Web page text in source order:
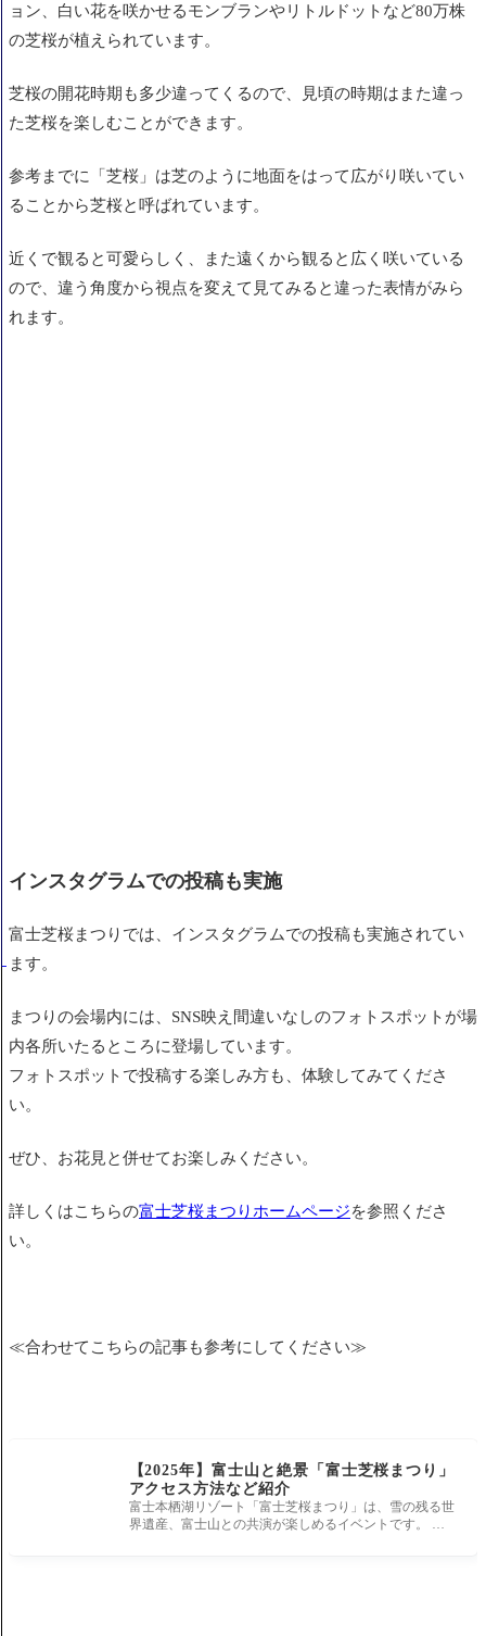
ョン、白い花を咲かせるモンブランやリトルドットなど80万株
の芝桜が植えられています。
芝桜の開花時期も多少違ってくるので、見頃の時期はまた違っ
た芝桜を楽しむことができます。
参考までに「芝桜」は芝のように地面をはって広がり咲いてい
ることから芝桜と呼ばれています。
近くで観ると可愛らしく、また遠くから観ると広く咲いている
ので、違う角度から視点を変えて見てみると違った表情がみら
れます。
インスタグラムでの投稿も実施
富士芝桜まつりでは、インスタグラムでの投稿も実施されてい
ます。
まつりの会場内には、SNS映え間違いなしのフォトスポットが場
内各所いたるところに登場しています。
フォトスポットで投稿する楽しみ方も、体験してみてくださ
い。
ぜひ、お花見と併せてお楽しみください。
詳しくはこちらの富士芝桜まつりホームページを参照くださ
い。
≪合わせてこちらの記事も参考にしてください≫
【2025年】富士山と絶景「富士芝桜まつり」
アクセス方法など紹介
富士本栖湖リゾート「富士芝桜まつり」は、雪の残る世
界遺産、富士山との共演が楽しめるイベントです。 首